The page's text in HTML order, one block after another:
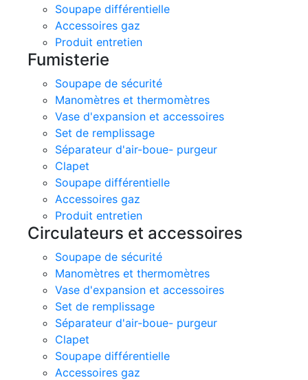
Soupape différentielle
Accessoires gaz
Produit entretien
Fumisterie
Soupape de sécurité
Manomètres et thermomètres
Vase d'expansion et accessoires
Set de remplissage
Séparateur d'air-boue- purgeur
Clapet
Soupape différentielle
Accessoires gaz
Produit entretien
Circulateurs et accessoires
Soupape de sécurité
Manomètres et thermomètres
Vase d'expansion et accessoires
Set de remplissage
Séparateur d'air-boue- purgeur
Clapet
Soupape différentielle
Accessoires gaz